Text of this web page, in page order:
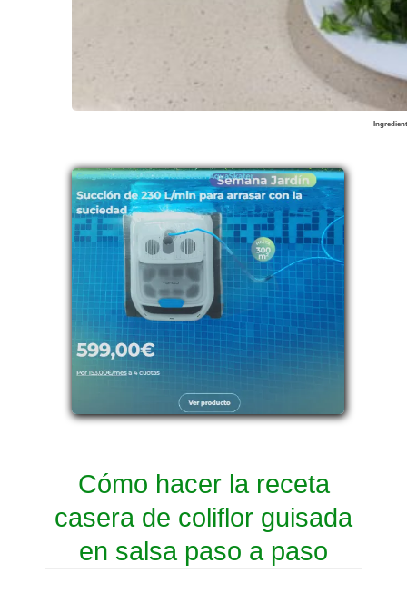
Cómo hacer la receta
casera de coliflor guisada
en salsa paso a paso